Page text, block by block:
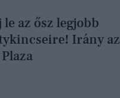
le az ősz legjobb
Irány az